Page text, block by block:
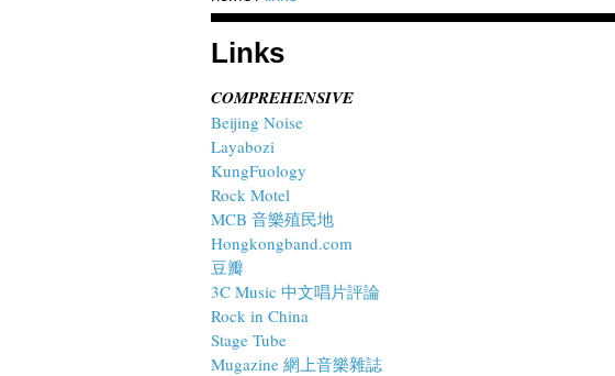
Links
COMPREHENSIVE
Beijing Noise
Layabozi
KungFuology
Rock Motel
MCB 音樂殖民地
Hongkongband.com
豆瓣
3C Music 中文唱片評論
Rock in China
Stage Tube
Mugazine 網上音樂雜誌